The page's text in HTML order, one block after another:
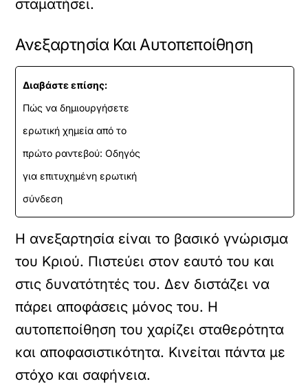
σταματήσει.
Ανεξαρτησία Και Αυτοπεποίθηση
Διαβάστε επίσης:
Πώς να δημιουργήσετε
ερωτική χημεία από το
πρώτο ραντεβού: Οδηγός
για επιτυχημένη ερωτική
σύνδεση
Η ανεξαρτησία είναι το βασικό γνώρισμα
του Κριού. Πιστεύει στον εαυτό του και
στις δυνατότητές του. Δεν διστάζει να
πάρει αποφάσεις μόνος του. Η
αυτοπεποίθηση του χαρίζει σταθερότητα
και αποφασιστικότητα. Κινείται πάντα με
στόχο και σαφήνεια.